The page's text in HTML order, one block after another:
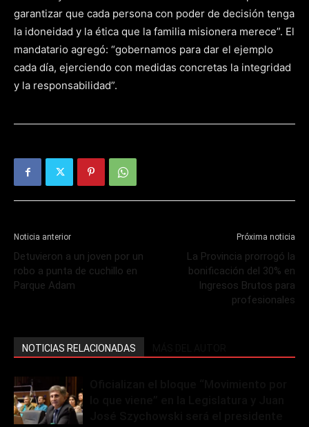
garantizar que cada persona con poder de decisión tenga
la idoneidad y la ética que la familia misionera merece”. El
mandatario agregó: “gobernamos para dar el ejemplo
cada día, ejerciendo con medidas concretas la integridad
y la responsabilidad”.
Noticia anterior
Detuvieron a un joven por un
robo a punta de cuchillo en
Parque Adam
Próxima noticia
La Provincia prorrogó la
bonificación del 30% en
Ingresos Brutos para
profesionales
NOTICIAS RELACIONADAS